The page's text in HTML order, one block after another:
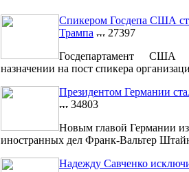
Спикером Госдепа США
Трампа
27397
Госдепартамент
назначении на пост спикера
Президентом Германии
34803
Новым главой Германии
иностранных дел Франк-Вальтер
Надежду Савченко